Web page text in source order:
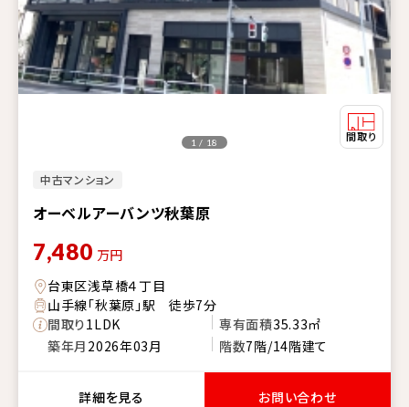
中古マンション
オーベルアーバンツ秋葉原
1 / 18
7,480 万円
台東区浅草橋４丁目
山手線「秋葉原」駅 徒歩7分
間取り1LDK 専有面積35.33㎡
築年月 2026年03月 階数7階/14階建て
詳細を見る お問い合わせ